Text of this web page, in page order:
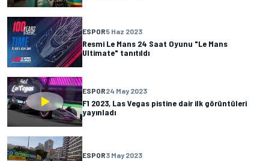
ESPOR5 Haz 2023
Resmi Le Mans 24 Saat Oyunu "Le Mans
Ultimate" tanıtıldı
ESPOR24 May 2023
F1 2023, Las Vegas pistine dair ilk görüntüleri
yayınladı
ESPOR3 May 2023